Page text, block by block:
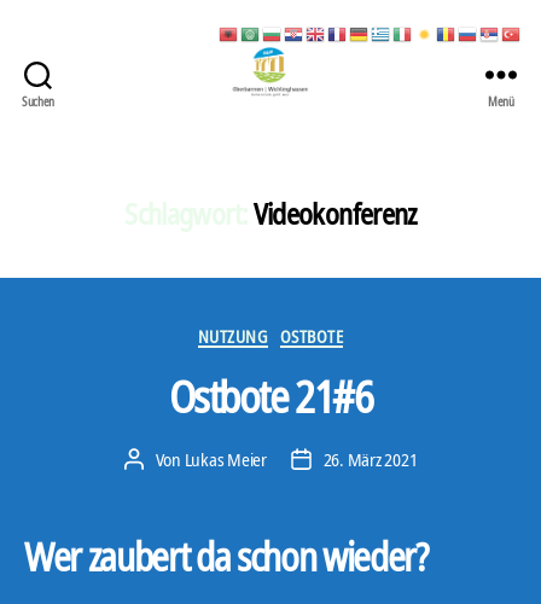
Suchen
Stadt
Menü
Videokonferenz
Kategorien
NUTZUNG OSTBOTE
Ostbote 21#6
Beitragsautor
Von Lukas Meier Veröffentlichungsdatum
26. März 2021
Wer zaubert da schon wieder?